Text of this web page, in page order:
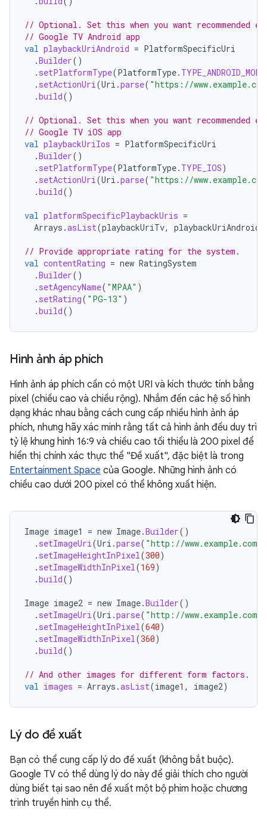
// Optional. Set this when you want recommended
// Google TV Android app
val playbackUriAndroid = PlatformSpecificUri
.Builder()
. setPlatformType(PlatformType.
. setActionUri(Uri .parse( "https://
.build()
// Optional. Set this when you want recommended
// Google TV iOS app
val playbackUriIos = PlatformSpecificUri
.Builder()
. setPlatformType(PlatformType. TYPE_IOS)
. setActionUri(Uri .parse( "https://
.build()
val platformSpecificPlaybackUris =
Arrays .asList(playbackUriTv, playbackUriAndroid
// Provide appropriate rating for the system.
val contentRating = new RatingSystem
.Builder()
. setAgencyName( "MPAA" )
. setRating( "PG-13" )
.build()
Hình ảnh áp phích
Hình ảnh áp phích cần có một URI và kích thước tính bằng
pixel (chiều cao và chiều rộng). Nhắm đến các hệ số hình
dạng khác nhau bằng cách cung cấp nhiều hình ảnh áp
phích, nhưng hãy xác minh rằng tất cả hình ảnh đều duy trì
tỷ lệ khung hình 16:9 và chiều cao tối thiểu là 200 pixel để
hiển thị chính xác thực thể "Đề xuất", đặc biệt là trong
Entertainment Space của Google. Những hình ảnh có
chiều cao dưới 200 pixel có thể không xuất hiện.
Image image1 = new Image.Builder()
. setImageUri(Uri .parse( "http://www.example.com/
. setImageHeightInPixel(300)
. setImageWidthInPixel(169)
.build()
Image image2 = new Image.Builder()
. setImageUri(Uri .parse( "http://www.example.com/
. setImageHeightInPixel(640)
. setImageWidthInPixel(360)
.build()
// And other images for different form factors.
val images = Arrays .asList(image1 , image2)
Lý do đề xuất
Bạn có thể cung cấp lý do đề xuất (không bắt buộc).
Google TV có thể dùng lý do này để giải thích cho người
dùng biết tại sao nên đề xuất một bộ phim hoặc chương
trình truyền hình cụ thể.